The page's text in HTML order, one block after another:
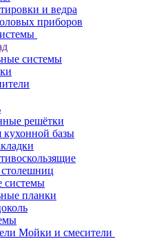
и ведра
приборов
системы
решётки
базы
системы
планки
Мойки и смесители